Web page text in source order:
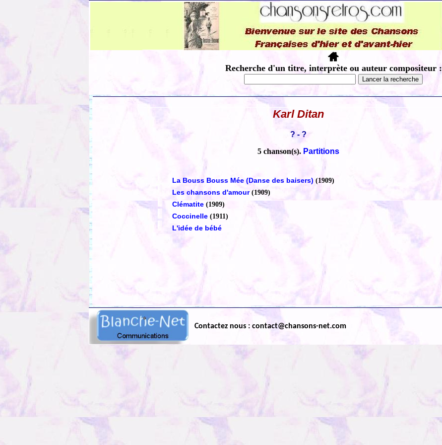
Recherche d'un titre, interprète ou auteur compositeur :
Karl Ditan
? - ?
5 chanson(s). Partitions
La Bouss Bouss Mée (Danse des baisers) (1909)
Les chansons d'amour (1909)
Clématite (1909)
Coccinelle (1911)
L'idée de bébé
Contactez nous : contact@chansons-net.com